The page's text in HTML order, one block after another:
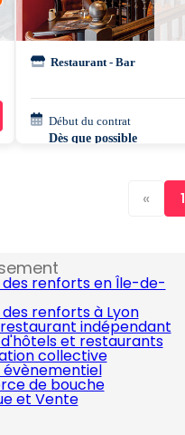
Restaurant - Bar
Début du contrat
Dès que possible
« 1
renforts en Île-de-
renforts à Lyon
indépendant
et restaurants
collective
de bouche
et Vente